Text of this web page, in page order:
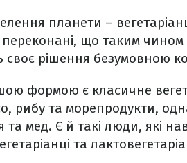
планети –
що таким чином
своє рішення безумовною
формою є класичне
рибу та морепродукти,
та мед. Є й такі люди, які
та